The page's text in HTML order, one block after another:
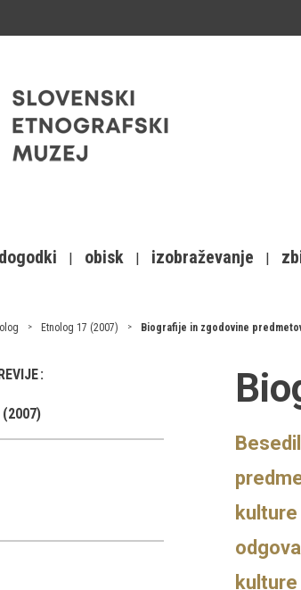
dogodki obisk izobraževanje
Etnolog 17 (2007) Biografije in zgodovine